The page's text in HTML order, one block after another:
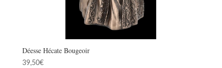
Déesse Hécate Bougeoir
39,50€